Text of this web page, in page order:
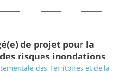
de projet pour la
risques inondations
des Territoires et de la